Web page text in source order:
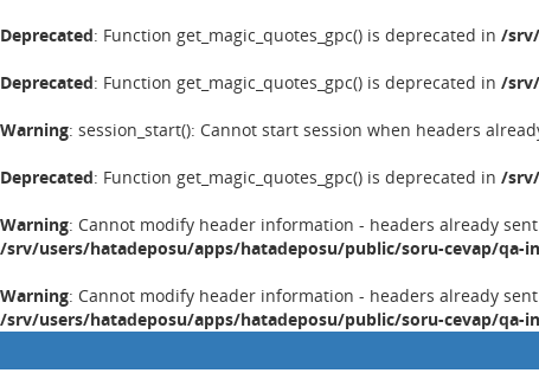
Deprecated: Function get_magic_quotes_gpc() is deprecated in /
Deprecated: Function get_magic_quotes_gpc() is deprecated in /
Warning: session_start(): Cannot start session when headers
Deprecated: Function get_magic_quotes_gpc() is deprecated in /
Warning: Cannot modify header information - headers already
/srv/users/hatadeposu/apps/hatadeposu/public/soru-cevap/qa-
Warning: Cannot modify header information - headers already
/srv/users/hatadeposu/apps/hatadeposu/public/soru-cevap/qa-